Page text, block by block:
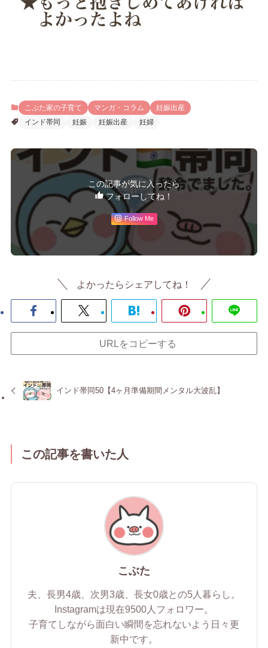
こぶた家の子育て マンガ・コラム
妊娠出産
インド帯同
妊娠 妊娠出産 妊婦
この記事が気に入ったら
フォローしてね！
Follow Me
よかったらシェアしてね！
URLをコピーする
インド帯同50【4ヶ月準備期間メンタル大波乱】
この記事を書いた人
こぶた
夫、長男4歳、次男3歳、長女0歳との5人暮らし。
Instagramは現在9500人フォロワー。
子育てしながら面白い瞬間を忘れないよう日々更
新中です。